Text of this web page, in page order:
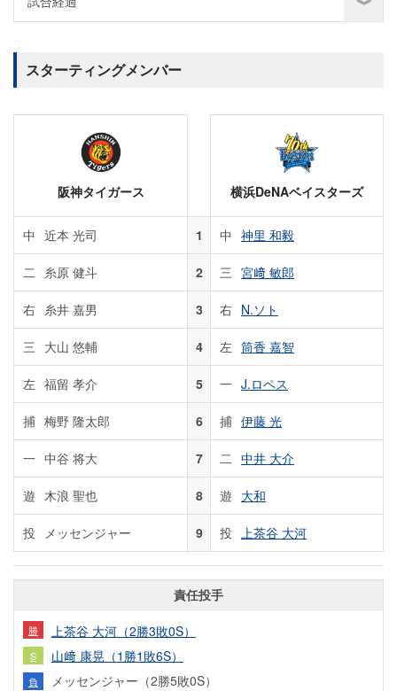
スターティングメンバー
阪神タイガース 横浜DeNAベイスターズ
中 近本 光司 1 中 神里 和毅
二 糸原 健斗 2 三 宮﨑 敏郎
右 糸井 嘉男 3 右 N.ソト
三 大山 悠輔 4 左 筒香 嘉智
左 福留 孝介 5 一 J.ロペス
捕 梅野 隆太郎 6 捕 伊藤 光
一 中谷 将大 7 二 中井 大介
遊 木浪 聖也 8 遊 大和
投 メッセンジャー 9 投 上茶谷 大河
責任投手
勝 上茶谷 大河（2勝3敗0S）
S 山﨑 康晃（1勝1敗6S）
負
メッセンジャー（2勝5敗0S）